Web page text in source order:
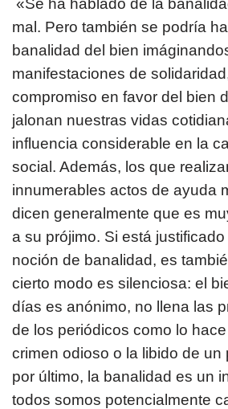
«Se ha hablado de la
mal. Pero también se podría
banalidad del bien
manifestaciones de
compromiso en favor del bien
jalonan nuestras vidas
influencia considerable en la
social. Además, los que
innumerables actos de ayuda
dicen generalmente que es
a su prójimo. Si está
noción de banalidad, es
cierto modo es silenciosa: el
días es anónimo, no llena las
de los periódicos como lo
crimen odioso o la libido de un
por último, la banalidad es un
todos somos potencialmente